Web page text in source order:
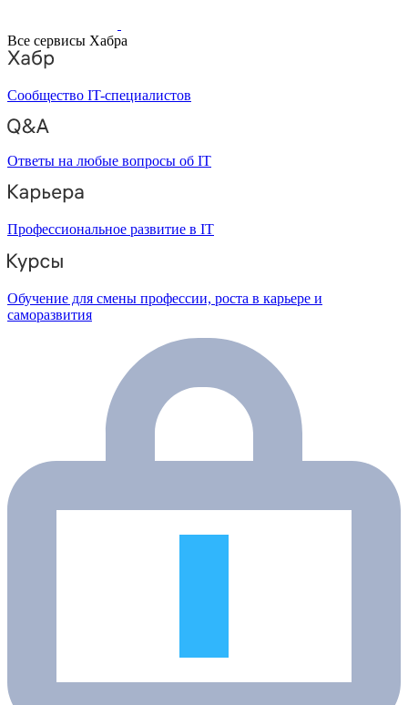
Все сервисы Хабра
Сообщество IT-специалистов
Ответы на любые вопросы об IT
Профессиональное развитие в IT
Обучение для смены профессии, роста в карьере и
саморазвития